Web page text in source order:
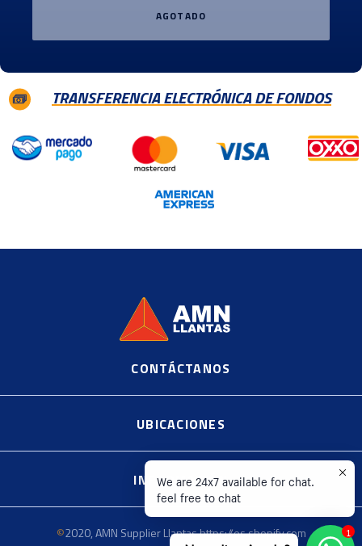
AGOTADO
TRANSFERENCIA ELECTRÓNICA DE FONDOS
2020, AMN Supplier Llantas https://es.shopify.com
CONTÁCTANOS
UBICACIONES
INFORMACIÓN
©2020, AMN Supplier Llantas https://es.shopify.com
We are 24x7 available for chat.
feel free to chat
1